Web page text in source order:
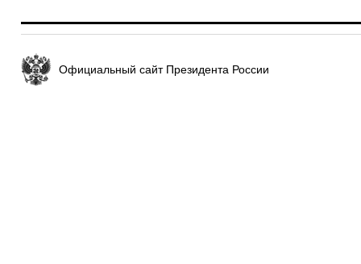
Официальный сайт Президента России